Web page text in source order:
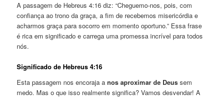
A passagem de Hebreus 4:16 diz: “Cheguemo-nos, pois, com
confiança ao trono da graça, a fim de recebemos misericórdia e
acharmos graça para socorro em momento oportuno.” Essa frase
é rica em significado e carrega uma promessa incrível para todos
nós.
Significado de Hebreus 4:16
Esta passagem nos encoraja anos aproximar de Deus sem
medo. Mas o que isso realmente significa? Vamos desvendar! A